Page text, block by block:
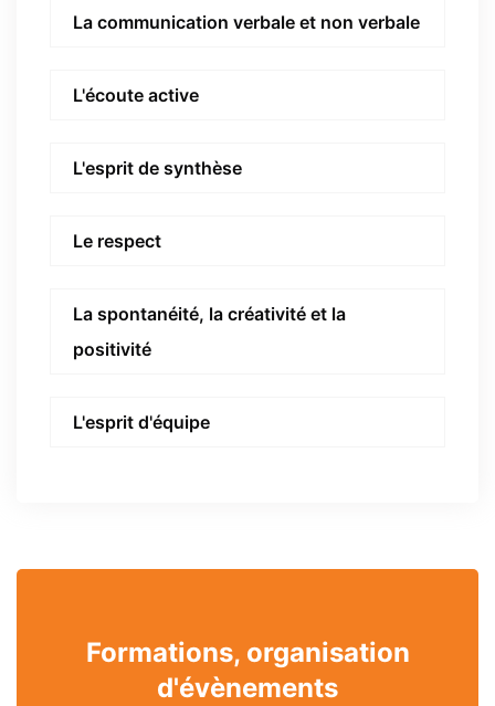
La communication verbale et non verbale
L'écoute active
L'esprit de synthèse
Le respect
La spontanéité, la créativité et la
positivité
L'esprit d'équipe
Formations, organisation
d'évènements